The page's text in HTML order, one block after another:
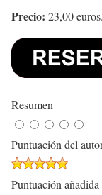
Precio: 23,00 euros.
Resumen
Puntuación del
Puntuación añadida